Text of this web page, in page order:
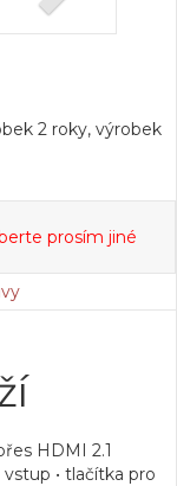
2 roky, výrobek
prosím jiné
HDMI 2.1
• tlačítka pro